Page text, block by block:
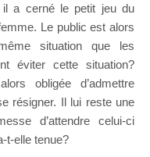
il a cerné le petit jeu du
Le public est alors
situation que les
éviter cette situation?
obligée d’admettre
résigner. Il lui reste une
d’attendre celui-ci
t-elle tenue?